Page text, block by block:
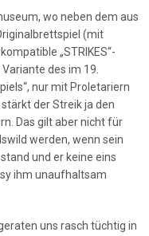
wo neben dem aus
(mit
„STRIKES“-
des im 19.
nur mit Proletariern
der Streik ja den
Das gilt aber nicht für
werden, wenn sein
und er keine eins
ihm unaufhaltsam
uns rasch tüchtig in